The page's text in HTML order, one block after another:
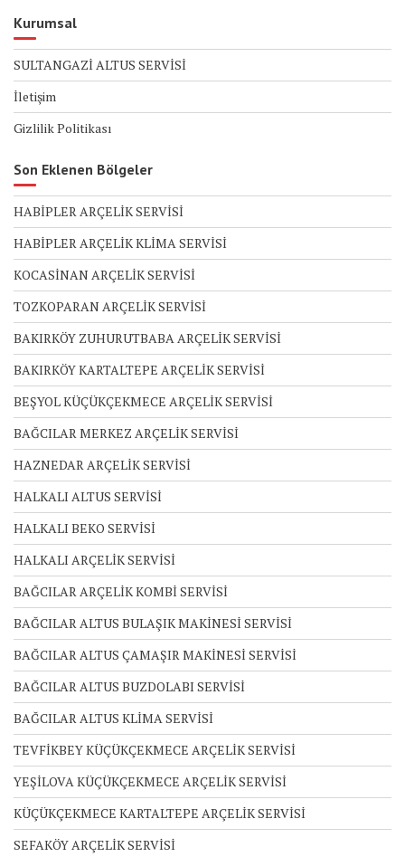
Kurumsal
SULTANGAZİ ALTUS SERVİSİ
İletişim
Gizlilik Politikası
Son Eklenen Bölgeler
HABİPLER ARÇELİK SERVİSİ
HABİPLER ARÇELİK KLİMA SERVİSİ
KOCASİNAN ARÇELİK SERVİSİ
TOZKOPARAN ARÇELİK SERVİSİ
BAKIRKÖY ZUHURUTBABA ARÇELİK SERVİSİ
BAKIRKÖY KARTALTEPE ARÇELİK SERVİSİ
BEŞYOL KÜÇÜKÇEKMECE ARÇELİK SERVİSİ
BAĞCILAR MERKEZ ARÇELİK SERVİSİ
HAZNEDAR ARÇELİK SERVİSİ
HALKALI ALTUS SERVİSİ
HALKALI BEKO SERVİSİ
HALKALI ARÇELİK SERVİSİ
BAĞCILAR ARÇELİK KOMBİ SERVİSİ
BAĞCILAR ALTUS BULAŞIK MAKİNESİ SERVİSİ
BAĞCILAR ALTUS ÇAMAŞIR MAKİNESİ SERVİSİ
BAĞCILAR ALTUS BUZDOLABI SERVİSİ
BAĞCILAR ALTUS KLİMA SERVİSİ
TEVFİKBEY KÜÇÜKÇEKMECE ARÇELİK SERVİSİ
YEŞİLOVA KÜÇÜKÇEKMECE ARÇELİK SERVİSİ
KÜÇÜKÇEKMECE KARTALTEPE ARÇELİK SERVİSİ
SEFAKÖY ARÇELİK SERVİSİ